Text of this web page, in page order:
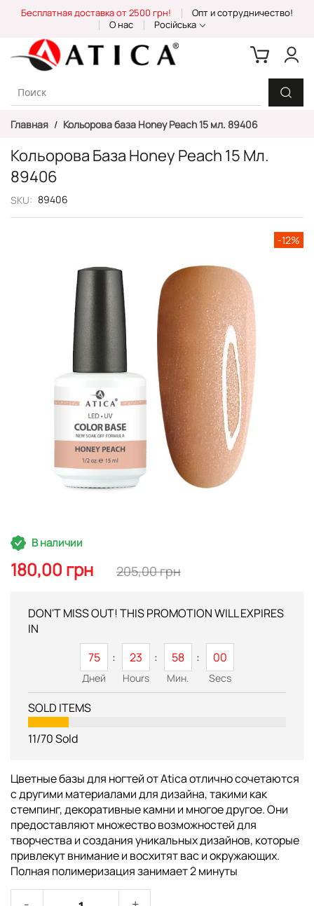
Content
Бесплатная доставка от 2500 грн!
Опт и сотрудничество!
О нас
Російська
Главная Кольорова база Honey Peach 15 мл. 89406
Кольорова База Honey Peach 15 Мл.
89406
SKU 89406
изображений
Перейти
к
началу
галереи
-12%
В наличии
180,00 грн 205,00 грн
DON'T MISS OUT! THIS PROMOTION WILL EXPIRES
IN
75
Дней
23
Hours
58
Мин.
00
Secs
SOLD ITEMS
11/70Sold
Цветные базы для ногтей от Atica отлично сочетаются
с другими материалами для дизайна, такими как
стемпинг, декоративные камни и многое другое. Они
предоставляют множество возможностей для
творчества и создания уникальных дизайнов, которые
привлекут внимание и восхитят вас и окружающих.
Полная полимеризация занимает 2 минуты